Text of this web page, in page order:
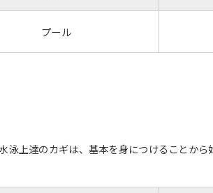
プール
上達のカギは、基本を身につけることか